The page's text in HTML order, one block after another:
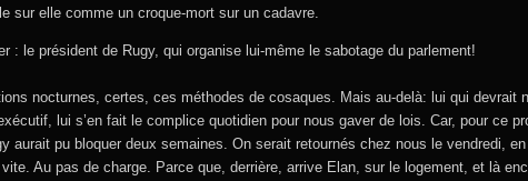
sur elle comme un croque-mort sur un cadavre.
: le président de Rugy, qui organise lui-même le sabotage du parlement!
nocturnes, certes, ces méthodes de cosaques. Mais au-delà: lui qui devrait
lui s’en fait le complice quotidien pour nous gaver de lois. Car, pour ce
aurait pu bloquer deux semaines. On serait retournés chez nous le vendredi,
Au pas de charge. Parce que, derrière, arrive Elan, sur le logement, et là